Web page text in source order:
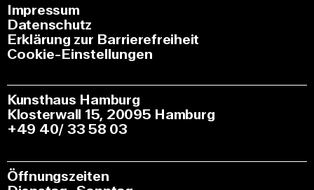
Impressum
Datenschutz
Erklärung zur Barrierefreiheit
Cookie-Einstellungen
Kunsthaus Hamburg
Klosterwall 15, 20095 Hamburg
+49 40/ 33 58 03
Öffnungszeiten